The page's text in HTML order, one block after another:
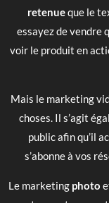
retenueque le
essayez de vendre
voir le produit en
Mais le marketing
choses. Il s’agit
public afin qu’il
s’abonne à vos
Le marketing photo